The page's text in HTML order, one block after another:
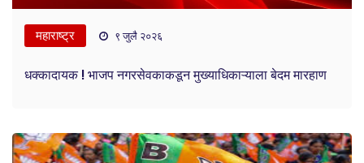
महाराष्ट्र ९ जुलै २०२६
धक्कादायक ! भाजप नगरसेवकाकडून मुख्याधिकाऱ्याला बेदम मारहाण